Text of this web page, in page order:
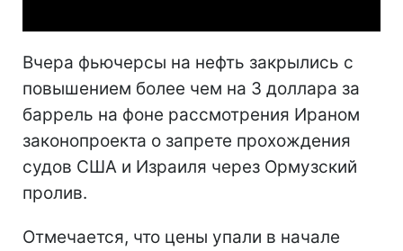
Вчера фьючерсы на нефть закрылись с
повышением более чем на 3 доллара за
баррель на фоне рассмотрения Ираном
законопроекта о запрете прохождения
судов США и Израиля через Ормузский
пролив.
Отмечается, что цены упали в начале